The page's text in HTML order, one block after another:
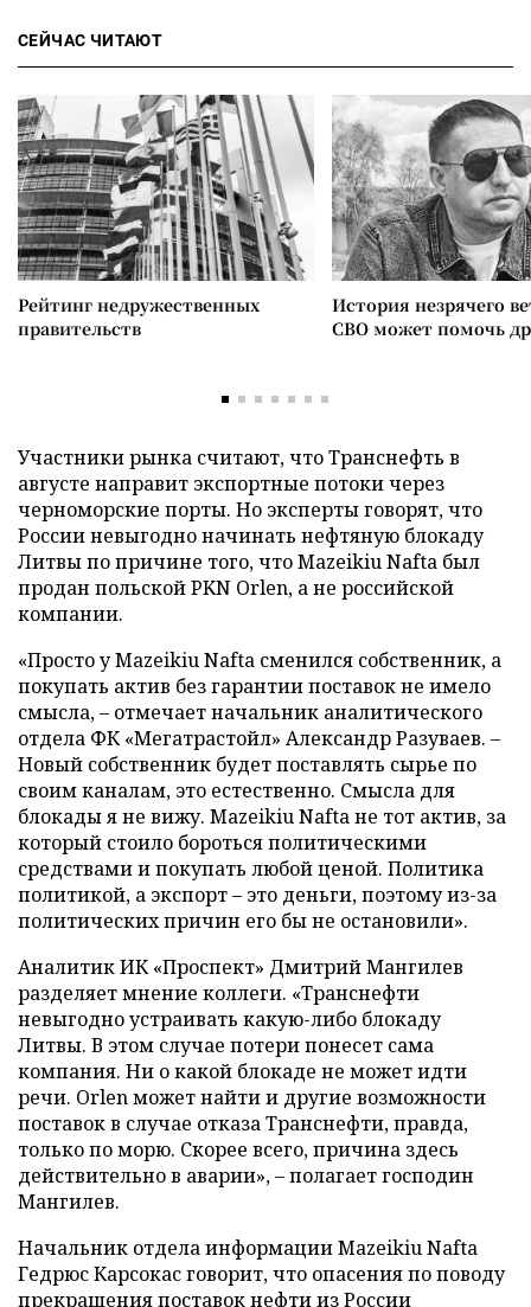
СЕЙЧАС ЧИТАЮТ
Рейтинг недружественных
правительств
История незрячего
СВО может помочь
Участники рынка считают, что Транснефть в
августе направит экспортные потоки через
черноморские порты. Но эксперты говорят, что
России невыгодно начинать нефтяную блокаду
Литвы по причине того, что Mazeikiu Nafta был
продан польской PKN Orlen, а не российской
компании.
«Просто у Mazeikiu Nafta сменился собственник, а
покупать актив без гарантии поставок не имело
смысла, – отмечает начальник аналитического
отдела ФК «Мегатрастойл» Александр Разуваев. –
Новый собственник будет поставлять сырье по
своим каналам, это естественно. Смысла для
блокады я не вижу. Mazeikiu Nafta не тот актив, за
который стоило бороться политическими
средствами и покупать любой ценой. Политика
политикой, а экспорт – это деньги, поэтому из-за
политических причин его бы не остановили».
Аналитик ИК «Проспект» Дмитрий Мангилев
разделяет мнение коллеги. «Транснефти
невыгодно устраивать какую-либо блокаду
Литвы. В этом случае потери понесет сама
компания. Ни о какой блокаде не может идти
речи. Orlen может найти и другие возможности
поставок в случае отказа Транснефти, правда,
только по морю. Скорее всего, причина здесь
действительно в аварии», – полагает господин
Мангилев.
Начальник отдела информации Mazeikiu Nafta
Гедрюс Карсокас говорит, что опасения по поводу
прекращения поставок нефти из России